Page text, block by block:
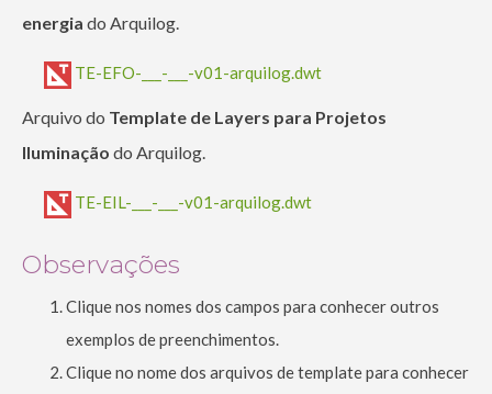
energia do Arquilog.
TE-EFO-___-___-v01-arquilog.dwt
Arquivo do Template de Layers para Projetos
Iluminação do Arquilog.
TE-EIL-___-___-v01-arquilog.dwt
Observações
Clique nos nomes dos campos para conhecer outros
exemplos de preenchimentos.
Clique no nome dos arquivos de template para conhecer